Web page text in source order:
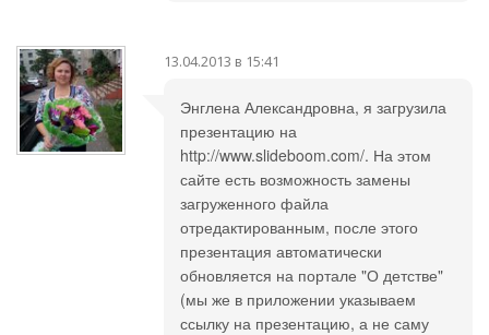
13.04.2013 в 15:41
Энглена Александровна, я загрузила
презентацию на
http://www.slideboom.com/. На этом
сайте есть возможность замены
загруженного файла
отредактированным, после этого
презентация автоматически
обновляется на портале "О детстве"
(мы же в приложении указываем
ссылку на презентацию, а не саму